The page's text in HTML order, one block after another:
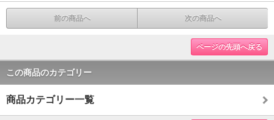
前の商品へ 次の商品へ
ページの先頭へ戻る
この商品のカテゴリー
商品カテゴリー一覧